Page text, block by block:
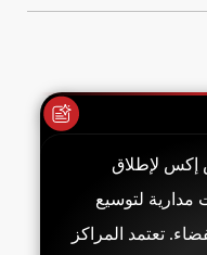
لإطلاق
مدارية لتوسيع
تعتمد المراكز